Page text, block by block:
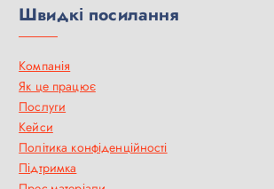
Швидкі посилання
Компанія
Як це працює
Послуги
Кейси
Політика конфіденційності
Підтримка